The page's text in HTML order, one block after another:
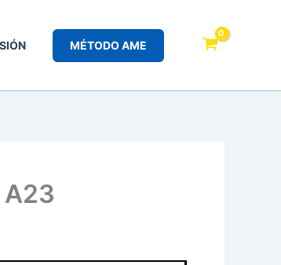
MÉTODO AME
A23